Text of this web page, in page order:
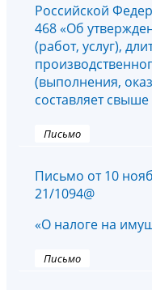
Российской
468 «Об
(работ, услуг),
(выполнения,
составляет
Письмо
Письмо от 10
21/1094@
«О налоге на
Письмо